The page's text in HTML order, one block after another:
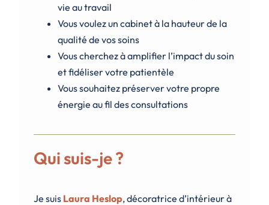
vie au travail
Vous voulez un cabinet à la hauteur de la
qualité de vos soins
Vous cherchez à amplifier l’impact du soin
et fidéliser votre patientèle
Vous souhaitez préserver votre propre
énergie au fil des consultations
Qui suis-je ?
Je suis Laura Heslop, décoratrice d’intérieur à